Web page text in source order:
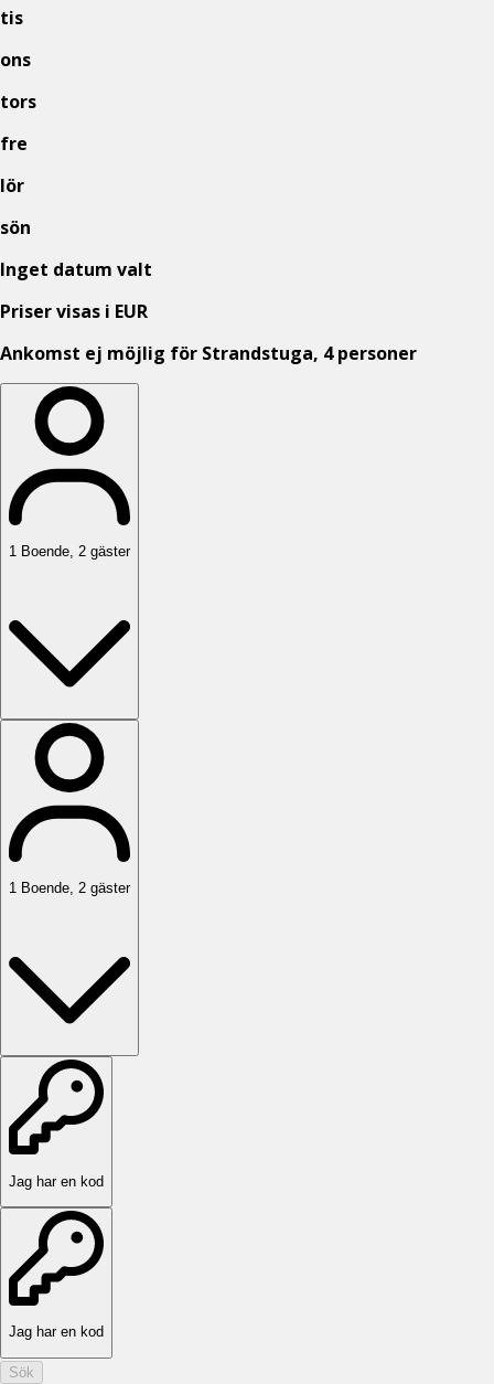
tis
ons
tors
fre
lör
sön
Inget datum valt
Priser visas i EUR
Ankomst ej möjlig för Strandstuga, 4 personer
1 Boende, 2 gäster
1 Boende, 2 gäster
Jag har en kod
Jag har en kod
Sök